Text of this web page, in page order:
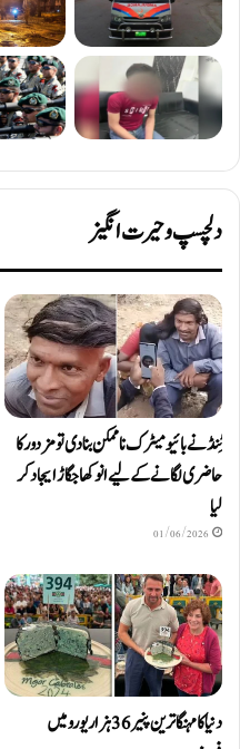
دلچسپ و حیرت انگیز
ٹِنڈ نے بائیومیٹرک ناممکن بنا دی تو مزدور کا
حاضری لگانے کے لیے انوکھا جگاڑ ایجاد کر
لیا
01/06/2026
دنیا کا مہنگا ترین پنیر 36 ہزار یورو میں